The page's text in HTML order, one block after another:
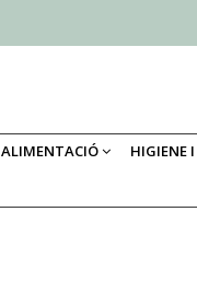
ALIMENTACIÓ HIGIENE